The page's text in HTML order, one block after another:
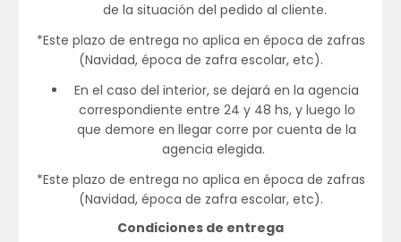
de la situación del pedido al cliente.
*Este plazo de entrega no aplica en época de zafras
(Navidad, época de zafra escolar, etc).
En el caso del interior, se dejará en la agencia
correspondiente entre 24 y 48 hs, y luego lo
que demore en llegar corre por cuenta de la
agencia elegida.
*Este plazo de entrega no aplica en época de zafras
(Navidad, época de zafra escolar, etc).
Condiciones de entrega